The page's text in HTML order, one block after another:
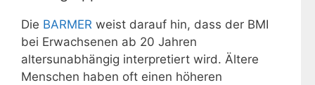
Die BARMER weist darauf hin, dass der BMI
bei Erwachsenen ab 20 Jahren
altersunabhängig interpretiert wird. Ältere
Menschen haben oft einen höheren